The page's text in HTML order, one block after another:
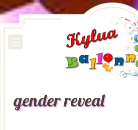
Image navigation
gender reveal